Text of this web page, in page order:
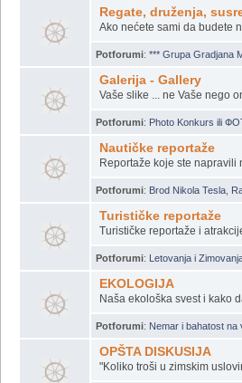
Regate, druženja,
Ako nećete sami da budete
Potforumi: *** Grupa Gradjana
Galerija - Gallery
Vaše slike ... ne Vaše nego
Potforumi: Photo Konkurs ili
Nautičke reportaže
Reportaže koje ste napravili
Potforumi: Brod Nikola Tesla
Turističke reportaže
Turističke reportaže i
Potforumi: Letovanja i
EKOLOGIJA
Naša ekološka svest i kako
Potforumi: Nemar i bahatost na
OPŠTA DISKUSIJA
"Koliko troši u zimskim